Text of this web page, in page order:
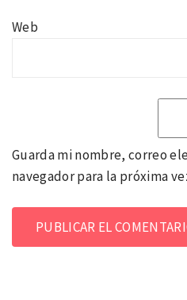
Web
Guarda mi nombre, correo
navegador para la próxima